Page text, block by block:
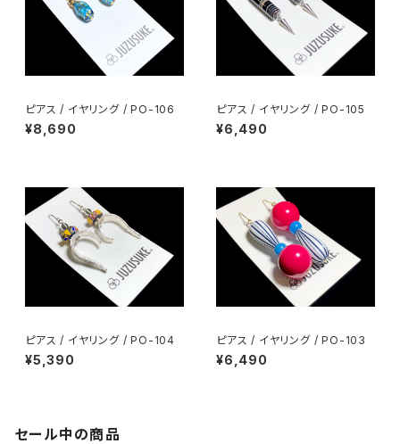
ピアス / イヤリング / PO-106
¥8,690
ピアス / イヤリング / PO-105
¥6,490
ピアス / イヤリング / PO-104
¥5,390
ピアス / イヤリング / PO-103
¥6,490
セール中の商品